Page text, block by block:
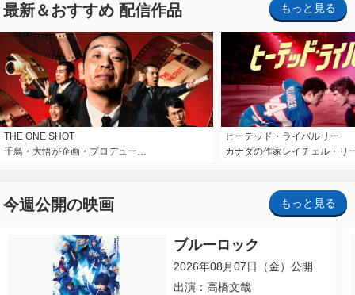
最新＆おすすめ 配信作品 もっと見る
THE ONE SHOT
千鳥・大悟が企画・プロデュー…
ヒーテッド・ライバルリー
カナダの作家レイチェル・リ
今週公開の映画 もっと見る
ブルーロック
2026年08月07日（金）公開
出演：高橋文哉